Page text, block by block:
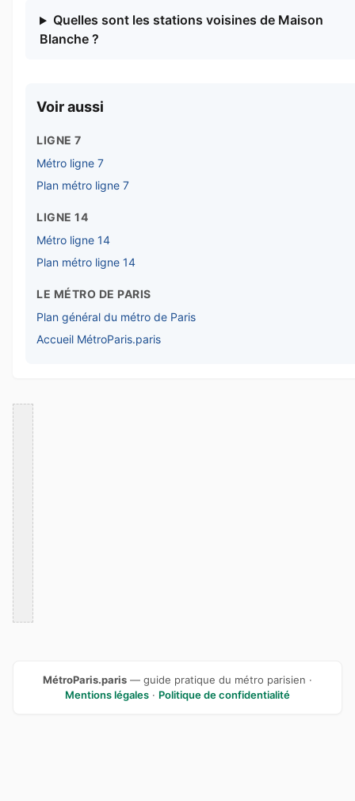
Quelles sont les stations voisines de Maison
Blanche ?
Voir aussi
LIGNE 7
Métro ligne 7
Plan métro ligne 7
LIGNE 14
Métro ligne 14
Plan métro ligne 14
LE MÉTRO DE PARIS
Plan général du métro de Paris
Accueil MétroParis.paris
MétroParis.paris — guide pratique du métro parisien ·
Mentions légales · Politique de confidentialité